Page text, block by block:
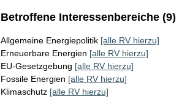
Betroffene Interessenbereiche (9)
Allgemeine Energiepolitik [alle RV hierzu]
Erneuerbare Energien [alle RV hierzu]
EU-Gesetzgebung [alle RV hierzu]
Fossile Energien [alle RV hierzu]
Klimaschutz [alle RV hierzu]